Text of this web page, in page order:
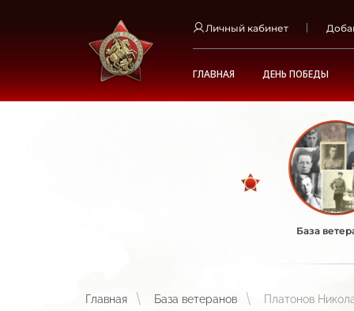
Личный кабинет
ГЛАВНАЯ ДЕНЬ ПОБЕДЫ
База
Главная База ветеранов Платонов